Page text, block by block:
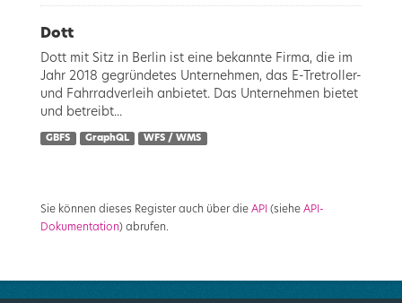
Dott
Dott mit Sitz in Berlin ist eine bekannte Firma, die im
Jahr 2018 gegründetes Unternehmen, das E-Tretroller-
und Fahrradverleih anbietet. Das Unternehmen bietet
und betreibt...
GBFS GraphQL WFS / WMS
Sie können dieses Register auch über die API (siehe API-
Dokumentation) abrufen.